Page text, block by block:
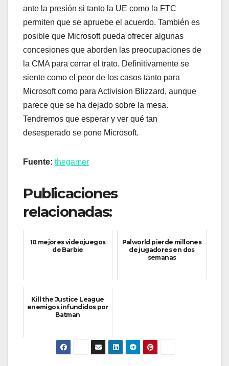
ante la presión si tanto la UE como la FTC
permiten que se apruebe el acuerdo. También es
posible que Microsoft pueda ofrecer algunas
concesiones que aborden las preocupaciones de
la CMA para cerrar el trato. Definitivamente se
siente como el peor de los casos tanto para
Microsoft como para Activision Blizzard, aunque
parece que se ha dejado sobre la mesa.
Tendremos que esperar y ver qué tan
desesperado se pone Microsoft.
Fuente: thegamer
Publicaciones
relacionadas:
10 mejores videojuegos
de Barbie
Palworld pierde millones
de jugadores en dos
semanas
Kill the Justice League
enemigos infundidos por
Batman